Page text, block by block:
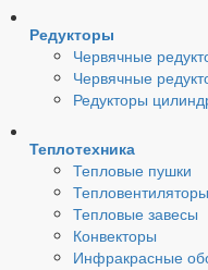
Редукторы
Червячные
Червячные
Редукторы
Теплотехника
Тепловые пушки
Тепловентиляторы
Тепловые завесы
Конвекторы
Инфракрасные